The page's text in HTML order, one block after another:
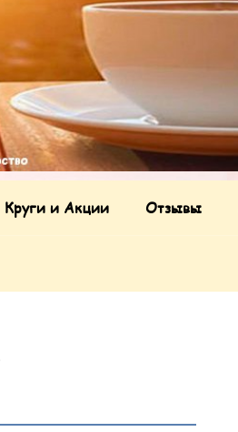
Круги и Акции Отзывы